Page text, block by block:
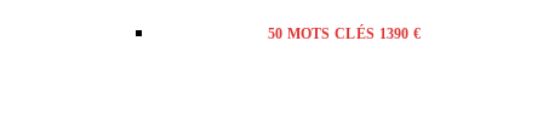
50 MOTS CLÉS 1390 €